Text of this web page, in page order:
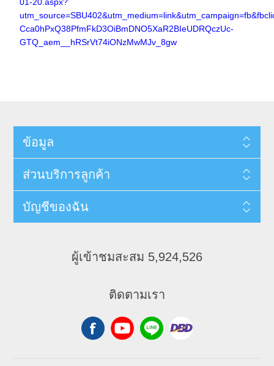
Cca0hPxQ38PfmFkD3OiBmDNO5XaR2BIeUDRQczUc-
GTQ_aem__hRSrVt74iONzMwMJv_8gw
ข้อมูล
ส่วนบริการลูกค้า
บัญชีของฉัน
ผู้เข้าชมสะสม 5,924,526
ติดตามเรา